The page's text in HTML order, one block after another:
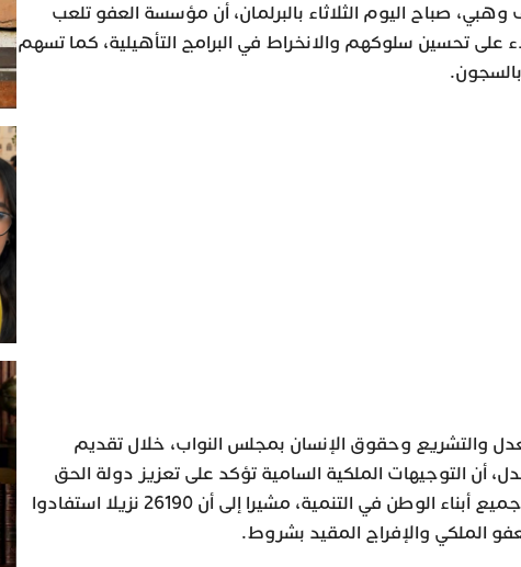
وهبي، صباح اليوم الثلاثاء بالبرلمان، أن مؤسسة العفو تلعب
على تحسين سلوكهم والانخراط في البرامج التأهيلية، كما تسهم
والتشريع وحقوق الإنسان بمجلس النواب، خلال تقديم
أن التوجيهات الملكية السامية تؤكد على تعزيز دولة الحق
والقانون وتشجيع مشاركة جميع أبناء الوطن في التنمية، مشيرا إلى أن 26190 نزيلا استفادوا
الملكي والإفراج المقيد بشروط.